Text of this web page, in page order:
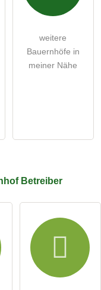
genommen.
sindfür alle
weitere
Bauernhöfe in
meiner Nähe
Betreiber